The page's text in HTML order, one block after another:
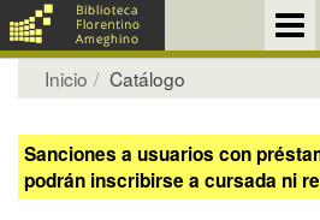
Inicio Catálogo
Sanciones a usuarios con
podrán inscribirse a cursada ni